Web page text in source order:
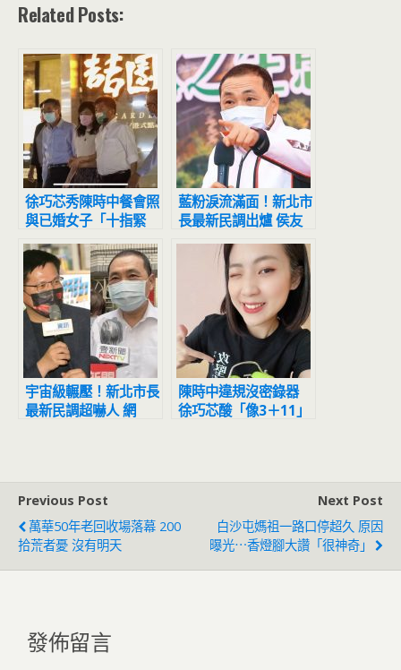
Related Posts:
徐巧芯秀陳時中餐會照
與已婚女子「十指緊
扣」丈夫就在旁邊
藍粉淚流滿面！新北市
長最新民調出爐 侯友
宜超震撼
宇宙級輾壓！新北市長
最新民調超嚇人 網
陳時中違規沒密錄器
徐巧芯酸「像3＋11」
Previous Post
萬華50年老回收場落幕 200
拾荒者憂 沒有明天
Next Post
白沙屯媽祖一路口停超久 原因
曝光⋯香燈腳大讚「很神奇」
發佈留言